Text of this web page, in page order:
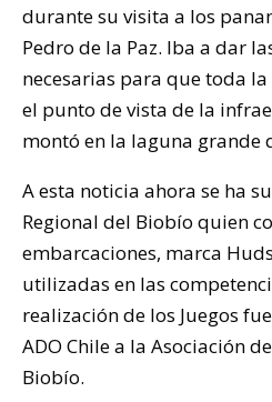
durante su visita a los
Pedro de la Paz. Iba a dar
necesarias para que toda
el punto de vista de la
montó en la laguna grande
A esta noticia ahora se ha
Regional del Biobío quien
embarcaciones, marca
utilizadas en las
realización de los Juegos
ADO Chile a la Asociación
Biobío.